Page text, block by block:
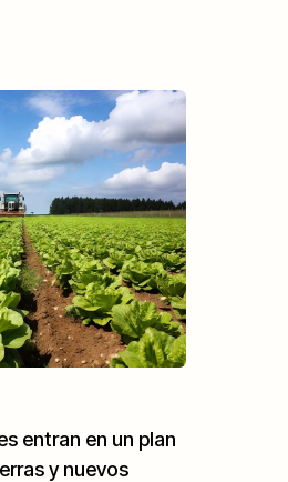
entran en un plan
y nuevos